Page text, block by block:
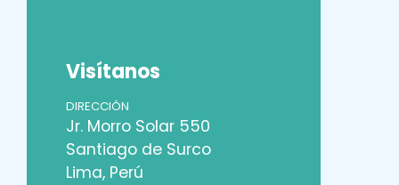
Visítanos
DIRECCIÓN
Jr. Morro Solar 550
Santiago de Surco
Lima, Perú